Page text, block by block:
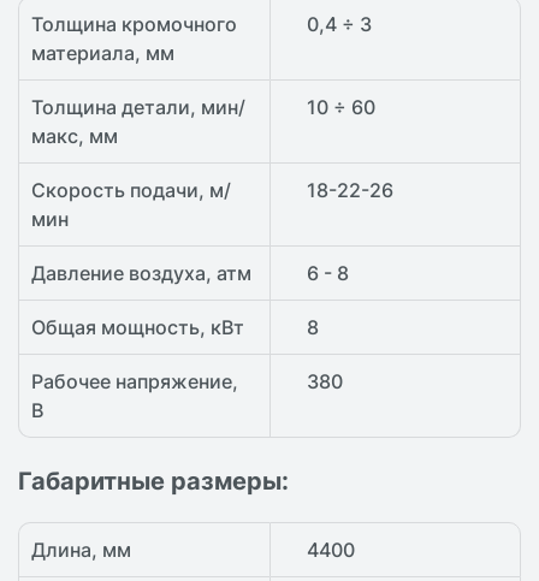
Толщина кромочного
материала, мм
0,4 ÷ 3
Толщина детали, мин/
макс, мм
10 ÷ 60
Скорость подачи, м/
мин
18-22-26
Давление воздуха, атм 6 - 8
Общая мощность, кВт 8
Рабочее напряжение,
В
380
Габаритные размеры:
Длина, мм 4400